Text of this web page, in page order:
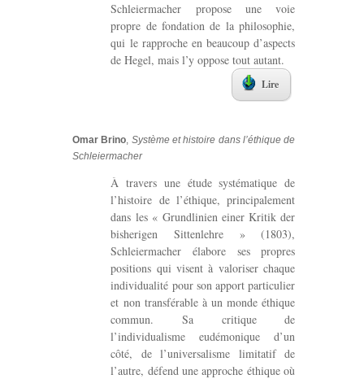
Schleiermacher propose une voie
propre de fondation de la philosophie,
qui le rapproche en beaucoup d’aspects
de Hegel, mais l’y oppose tout autant.
Lire
Omar Brino, Système et histoire dans l’éthique de
Schleiermacher
À travers une étude systématique de
l’histoire de l’éthique, principalement
dans les « Grundlinien einer Kritik der
bisherigen Sittenlehre » (1803),
Schleiermacher élabore ses propres
positions qui visent à valoriser chaque
individualité pour son apport particulier
et non transférable à un monde éthique
commun. Sa critique de
l’individualisme eudémonique d’un
côté, de l’universalisme limitatif de
l’autre, défend une approche éthique où